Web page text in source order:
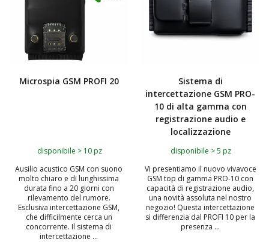
Microspia GSM PROFI 20
disponibile > 10 pz
Ausilio acustico GSM con suono
molto chiaro e di lunghissima
durata fino a 20 giorni con
rilevamento del rumore.
Esclusiva intercettazione GSM,
che difficilmente cerca un
concorrente. Il sistema di
intercettazione ...
Sistema di
intercettazione GSM PRO-
10 di alta gamma con
registrazione audio e
localizzazione
disponibile > 5 pz
Vi presentiamo il nuovo vivavoce
GSM top di gamma PRO-10 con
capacità di registrazione audio,
una novità assoluta nel nostro
negozio! Questa intercettazione
si differenzia dal PROFI 10 per la
presenza ...